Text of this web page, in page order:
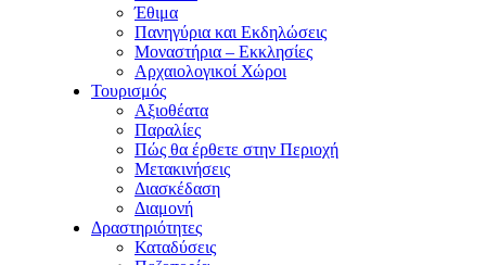
Έθιμα
Πανηγύρια και Εκδηλώσεις
Μοναστήρια – Εκκλησίες
Αρχαιολογικοί Χώροι
Τουρισμός
Αξιοθέατα
Παραλίες
Πώς θα έρθετε στην Περιοχή
Μετακινήσεις
Διασκέδαση
Διαμονή
Δραστηριότητες
Καταδύσεις